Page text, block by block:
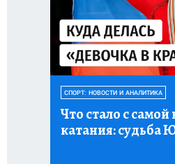
СПОРТ: НОВОСТИ И АНАЛИТИКА
Что стало с
катания: судьба